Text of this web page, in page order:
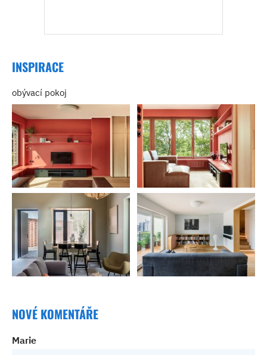
INSPIRACE
obývací pokoj
NOVÉ KOMENTÁŘE
Marie